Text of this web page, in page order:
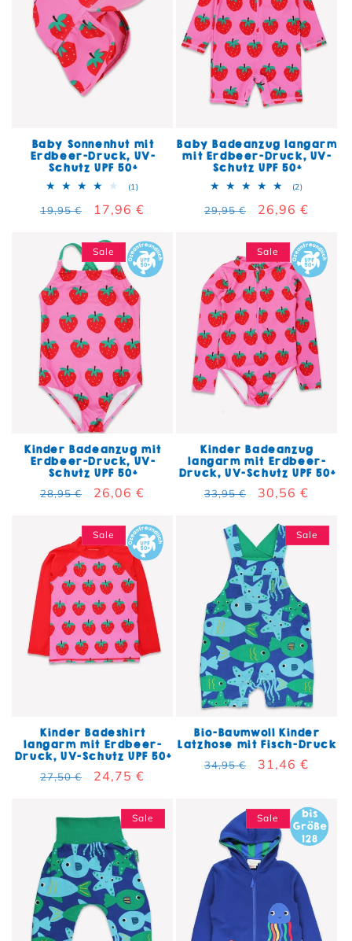
Baby Sonnenhut mit
Erdbeer-Druck, UV-
Schutz UPF 50+
(1)1 Bewertungen insgesamt
Normaler Preis
19,95 € Verkaufspreis
17,96 €
Baby Badeanzug langarm
mit Erdbeer-Druck, UV-
Schutz UPF 50+
(2)2
Normaler Preis
29,95 € Verkaufspreis
26,96 €
Sale
Kinder Badeanzug mit
Erdbeer-Druck, UV-
Schutz UPF 50+
Normaler Preis
28,95 € Verkaufspreis
26,06 €
Sale
Kinder Badeanzug
langarm mit Erdbeer-
Druck, UV-Schutz UPF 50+
Normaler Preis
33,95 € Verkaufspreis
30,56 €
Sale
Kinder Badeshirt
langarm mit Erdbeer-
Druck, UV-Schutz UPF 50+
Normaler Preis
27,50 € Verkaufspreis
24,75 €
Sale
Bio-Baumwoll Kinder
Latzhose mit Fisch-Druck
Normaler Preis
34,95 € Verkaufspreis
31,46 €
Sale Sale